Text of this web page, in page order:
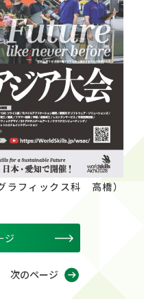
ラフィックス科 高橋）
ジ
次のページ